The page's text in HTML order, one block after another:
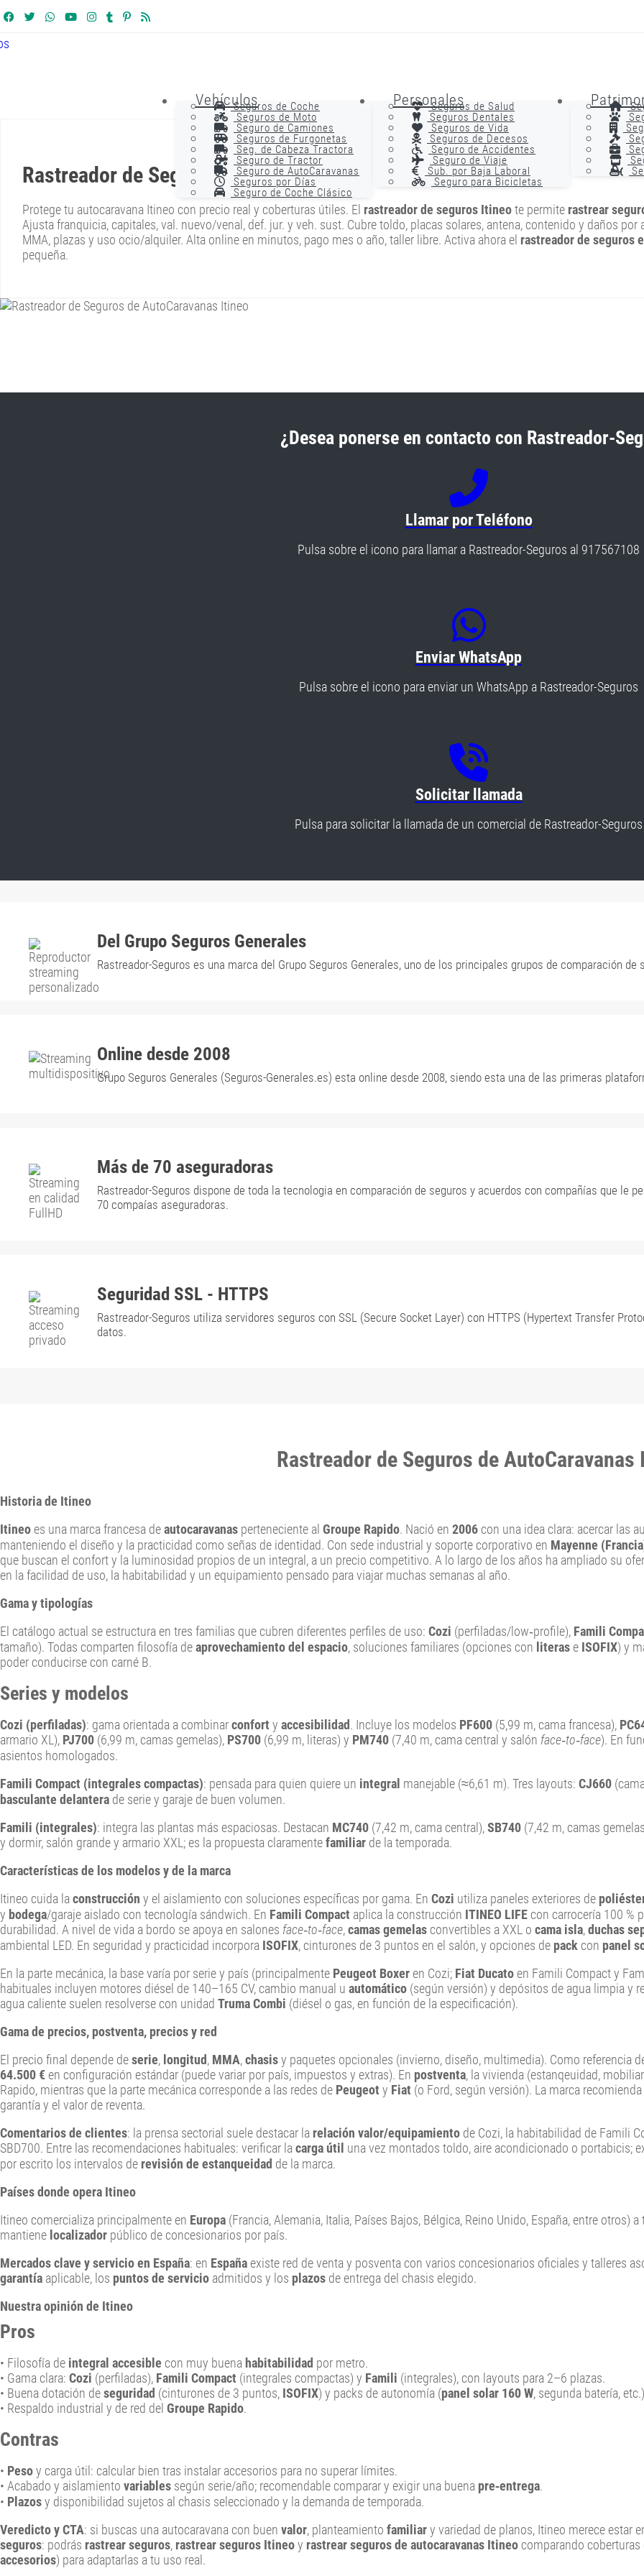
VehículosSeguros de Coche
Seguros de Moto
Seguro de Camiones
Seguros de Furgonetas
Seg. de Cabeza Tractora
Seguro de Tractor
Seguro de AutoCaravanas
Seguros por Días
Seguro de Coche Clásico
PersonalesSeguros de Salud
Seguros Dentales
Seguros de Vida
Seguros de Decesos
Seguro de Accidentes
Seguro de Viaje
Sub. por Baja Laboral
Seguro para Bicicletas
Rastreador de Seguros de AutoCaravanas Itineo
Protege tu autocaravana Itineo con precio real y coberturas útiles. El rastreador de seguros Itineote permite rastrear
Ajusta franquicia, capitales, val. nuevo/venal, def. jur. y veh. sust. Cubre toldo, placas solares, antena, contenido y daños
MMA, plazas y uso ocio/alquiler. Alta online en minutos, pago mes o año, taller libre. Activa ahora el rastreador de seguros
pequeña.
¿Desea ponerse en contacto con Rastreador-
Llamar por Teléfono
Pulsa sobre el icono para llamar a Rastreador-Seguros al 917567108
Enviar WhatsApp
Pulsa sobre el icono para enviar un WhatsApp a Rastreador-Seguros
Solicitar llamada
Pulsa para solicitar la llamada de un comercial de Rastreador-Seguros
Del Grupo Seguros Generales
Rastreador-Seguros es una marca del Grupo Seguros Generales, uno de los principales grupos de comparación de
Online desde 2008
Grupo Seguros Generales (Seguros-Generales.es) esta online desde 2008, siendo esta una de las primeras
Más de 70 aseguradoras
Rastreador-Seguros dispone de toda la tecnologia en comparación de seguros y acuerdos con compañías que le
70 compaías aseguradoras.
Seguridad SSL - HTTPS
Rastreador-Seguros utiliza servidores seguros con SSL (Secure Socket Layer) con HTTPS (Hypertext Transfer
datos.
Rastreador de Seguros de AutoCaravanas
Historia de Itineo
Itineo es una marca francesa deautocaravanas perteneciente al Groupe Rapido. Nació en 2006 con una idea clara: acercar las
manteniendo el diseño y la practicidad como señas de identidad. Con sede industrial y soporte corporativo en Mayenne
que buscan el confort y la luminosidad propios de un integral, a un precio competitivo. A lo largo de los años ha ampliado su
en la facilidad de uso, la habitabilidad y un equipamiento pensado para viajar muchas semanas al año.
Gama y tipologías
El catálogo actual se estructura en tres familias que cubren diferentes perfiles de uso: Cozi (perfiladas/low‑profile), Famili
tamaño). Todas comparten filosofía deaprovechamiento del espacio, soluciones familiares (opciones con literas e ISOFIX) y
poder conducirse con carné B.
Series y modelos
Cozi (perfiladas): gama orientada a combinarconfort y accesibilidad. Incluye los modelos PF600 (5,99 m, cama francesa),
armario XL), PJ700 (6,99 m, camas gemelas), PS700 (6,99 m, literas) y PM740 (7,40 m, cama central y salón face‑to‑face). En
asientos homologados.
Famili Compact (integrales compactas): pensada para quien quiere un integral manejable (≈6,61 m). Tres layouts: CJ660
basculante delantera de serie y garaje de buen volumen.
Famili (integrales): integra las plantas más espaciosas. Destacan MC740 (7,42 m, cama central),SB740 (7,42 m, camas
y dormir, salón grande y armario XXL; es la propuesta claramentefamiliar de la temporada.
Características de los modelos y de la marca
Itineo cuida la construcción y el aislamiento con soluciones específicas por gama. En Cozi utiliza paneles exteriores de
y bodega/garaje aislado con tecnología sándwich. En Famili Compact aplica la construcción ITINEO LIFE con carrocería 100 %
durabilidad. A nivel de vida a bordo se apoya en salones face‑to‑face,camas gemelas convertibles a XXL o cama isla,duchas
ambiental LED. En seguridad y practicidad incorpora ISOFIX, cinturones de 3 puntos en el salón, y opciones de pack con panel
En la parte mecánica, la base varía por serie y país (principalmente Peugeot Boxer en Cozi; Fiat Ducato en Famili Compact y
habituales incluyen motores diésel de 140–165 CV, cambio manual u automático (según versión) y depósitos de agua limpia y
agua caliente suelen resolverse con unidad Truma Combi (diésel o gas, en función de la especificación).
Gama de precios, postventa, precios y red
El precio final depende deserie, longitud, MMA,chasisy paquetes opcionales (invierno, diseño, multimedia). Como referencia
64.500 € en configuración estándar (puede variar por país, impuestos y extras). En postventa, la vivienda (estanqeuidad,
Rapido, mientras que la parte mecánica corresponde a las redes de Peugeot y Fiat (o Ford, según versión). La marca recomienda
garantía y el valor de reventa.
Comentarios de clientes: la prensa sectorial suele destacar la relación valor/equipamiento de Cozi, la habitabilidad de Famili
SBD700. Entre las recomendaciones habituales: verificar la carga útil una vez montados toldo, aire acondicionado o portabicis;
por escrito los intervalos de revisión de estanqueidad de la marca.
Países donde opera Itineo
Itineo comercializa principalmente en Europa (Francia, Alemania, Italia, Países Bajos, Bélgica, Reino Unido, España, entre otros)
mantiene localizador público de concesionarios por país.
Mercados clave y servicio en España: en España existe red de venta y posventa con varios concesionarios oficiales y talleres
garantía aplicable, los puntos de servicio admitidos y los plazos de entrega del chasis elegido.
Nuestra opinión de Itineo
Pros
• Filosofía de integral accesible con muy buena habitabilidad por metro.
• Gama clara: Cozi (perfiladas), Famili Compact (integrales compactas) y Famili (integrales), con layouts para 2–6 plazas.
• Buena dotación deseguridad (cinturones de 3 puntos, ISOFIX) y packs de autonomía (panel solar 160 W, segunda batería,
• Respaldo industrial y de red del Groupe Rapido.
Contras
• Pesoy carga útil: calcular bien tras instalar accesorios para no superar límites.
• Acabado y aislamiento variables según serie/año; recomendable comparar y exigir una buena pre‑entrega.
• Plazosy disponibilidad sujetos al chasis seleccionado y la demanda de temporada.
Veredicto y CTA: si buscas una autocaravana con buen valor, planteamiento familiary variedad de planos, Itineo merece estar
seguros: podrás rastrear seguros, rastrear seguros Itineoy rastrear seguros de autocaravanas Itineo comparando coberturas
accesorios) para adaptarlas a tu uso real.